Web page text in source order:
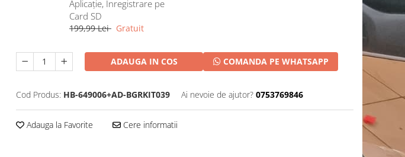
Aplicație, Înregistrare pe
Card SD
199,99 Lei Gratuit
ADAUGA IN COS COMANDA PE WHATSAPP
Cod Produs: HB-649006+AD-BGRKIT039 Ai nevoie de ajutor? 0753769846
Adauga la Favorite Cere informatii